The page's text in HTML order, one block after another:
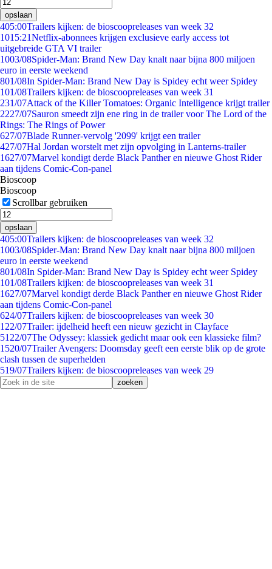
opslaan
405:00Trailers kijken: de bioscoopreleases van week 32
1015:21Netflix-abonnees krijgen exclusieve early access tot
uitgebreide GTA VI trailer
1003/08Spider-Man: Brand New Day knalt naar bijna 800 miljoen
euro in eerste weekend
801/08In Spider-Man: Brand New Day is Spidey echt weer Spidey
101/08Trailers kijken: de bioscoopreleases van week 31
231/07Attack of the Killer Tomatoes: Organic Intelligence krijgt trailer
2227/07Sauron smeedt zijn ene ring in de trailer voor The Lord of the
Rings: The Rings of Power
627/07Blade Runner-vervolg '2099' krijgt een trailer
427/07Hal Jordan worstelt met zijn opvolging in Lanterns-trailer
1627/07Marvel kondigt derde Black Panther en nieuwe Ghost Rider
aan tijdens Comic-Con-panel
Bioscoop
Bioscoop
Scrollbar gebruiken
opslaan
405:00Trailers kijken: de bioscoopreleases van week 32
1003/08Spider-Man: Brand New Day knalt naar bijna 800 miljoen
euro in eerste weekend
801/08In Spider-Man: Brand New Day is Spidey echt weer Spidey
101/08Trailers kijken: de bioscoopreleases van week 31
1627/07Marvel kondigt derde Black Panther en nieuwe Ghost Rider
aan tijdens Comic-Con-panel
624/07Trailers kijken: de bioscoopreleases van week 30
1 22/07Trailer: ijdelheid heeft een nieuw gezicht in Clayface
51 22/07The Odyssey: klassiek gedicht maar ook een klassieke film?
1520/07Trailer Avengers: Doomsday geeft een eerste blik op de grote
clash tussen de superhelden
519/07Trailers kijken: de bioscoopreleases van week 29